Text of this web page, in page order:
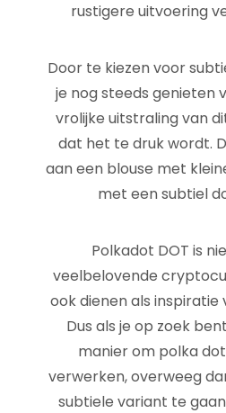
rustigere uitvoering
Door te kiezen voor
je nog steeds genieten
vrolijke uitstraling van
dat het te druk wordt.
aan een blouse met
met een subtiel
Polkadot DOT is
veelbelovende
ook dienen als inspiratie
Dus als je op zoek
manier om polka
verwerken, overweeg
subtiele variant te